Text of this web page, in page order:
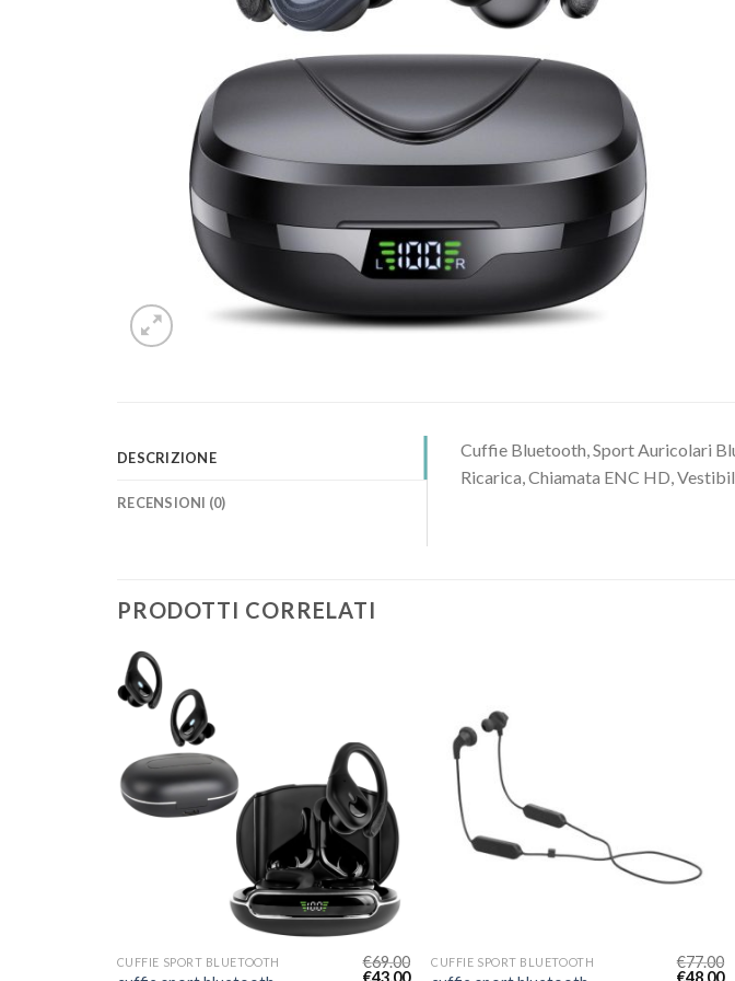
DESCRIZIONE
RECENSIONI (0)
Cuffie Bluetooth, Sport Auricolari
Ricarica, Chiamata ENC HD,
PRODOTTI CORRELATI
CUFFIE SPORT BLUETOOTH €69.00
€43.00
CUFFIE SPORT BLUETOOTH €77.00
€48.00